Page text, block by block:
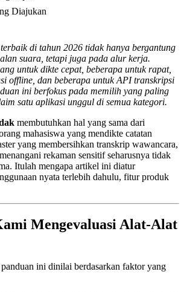
Diajukan
di tahun 2026 tidak hanya bergantung
suara, tetapi juga pada alur kerja.
untuk dikte cepat, beberapa untuk rapat,
offline, dan beberapa untuk API transkripsi
ini berfokus pada memilih yang paling
satu aplikasi unggul di semua kategori.
membutuhkan hal yang sama dari
mahasiswa yang mendikte catatan
yang membersihkan transkrip wawancara,
rekaman sensitif seharusnya tidak
Itulah mengapa artikel ini diatur
nyata terlebih dahulu, fitur produk
Mengevaluasi Alat-Alat
ini dinilai berdasarkan faktor yang